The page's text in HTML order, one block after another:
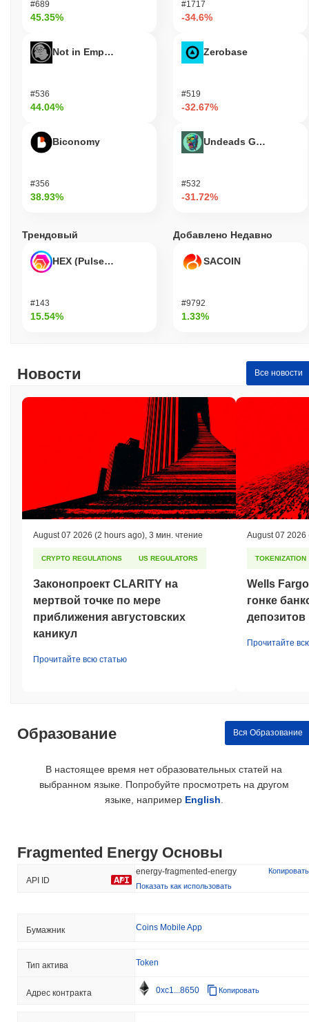
#689
45.35%
Not in Employment, Education, or Training
#536
44.04%
Biconomy
#356
38.93%
#1717
-34.6%
Zerobase
#519
-32.67%
Undeads Games
#532
-31.72%
Трендовый
HEX (Pulsechain)
#143
15.54%
Добавлено Недавно
SACOIN
#9792
1.33%
Новости Все новости
August 07 2026 (2 hours ago) 3 мин. чтение
CRYPTO REGULATIONS US REGULATORS
Законопроект CLARITY на
мертвой точке по мере
приближения августовских
каникул
Прочитайте всю статью
August 07 2026
TOKENIZATION
Wells
гонке
депозитов
Прочитайте
Образование Вся Образование
В настоящее время нет образовательных статей на
выбранном языке. Попробуйте просмотреть на другом
языке, например English
Fragmented Energy Основы
API ID
energy-fragmented-energy
Копировать
Показать как использовать
Бумажник Coins Mobile App
Тип актива Token
Адрес контракта 0xc1...8650 Копировать